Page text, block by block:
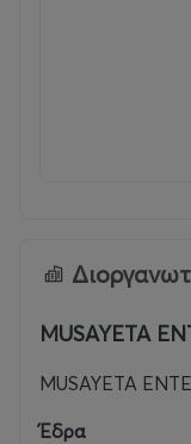
MUSAYETA
MUSAYETA
Έδρα